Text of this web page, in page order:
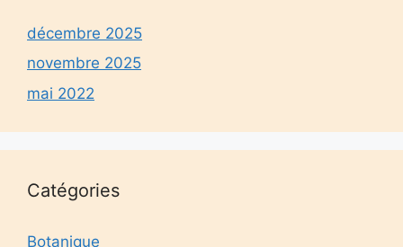
décembre 2025
novembre 2025
mai 2022
Catégories
Botanique